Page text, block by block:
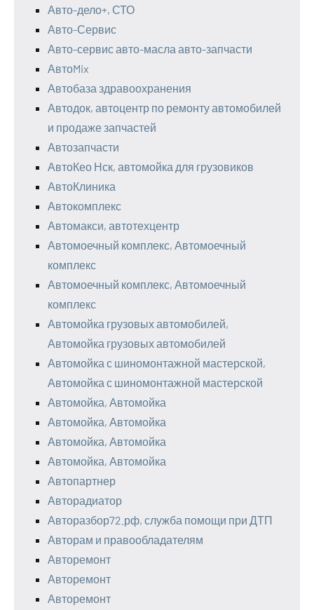
Авто-дело+, СТО
Авто-Сервис
Авто-сервис авто-масла авто-запчасти
АвтоMix
Автобаза здравоохранения
Автодок, автоцентр по ремонту автомобилей
и продаже запчастей
Автозапчасти
АвтоКео Нск, автомойка для грузовиков
АвтоКлиника
Автокомплекс
Автомакси, автотехцентр
Автомоечный комплекс, Автомоечный
комплекс
Автомоечный комплекс, Автомоечный
комплекс
Автомойка грузовых автомобилей,
Автомойка грузовых автомобилей
Автомойка с шиномонтажной мастерской,
Автомойка с шиномонтажной мастерской
Автомойка, Автомойка
Автомойка, Автомойка
Автомойка, Автомойка
Автомойка, Автомойка
Автопартнер
Авторадиатор
Авторазбор72.рф, служба помощи при ДТП
Авторам и правообладателям
Авторемонт
Авторемонт
Авторемонт